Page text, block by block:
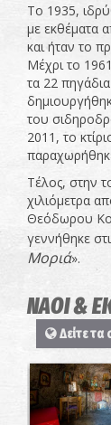
Το 1935,
με εκθέματα
και ήταν το
Μέχρι το
τα 22
του
2011, το
Τέλος, στην
χιλιόμετρα
Θεόδωρου
γεννήθηκε
Μοριά».
ΝΑΟΙ &
Δείτε τα